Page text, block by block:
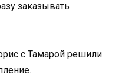
заказывать
с Тамарой решили